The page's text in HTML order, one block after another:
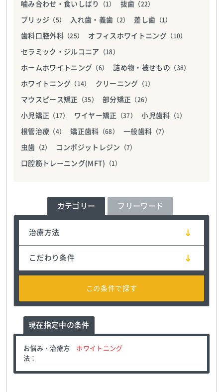
噛み合わせ・食いしばり （1） 抜歯 （22）
ブリッジ （5） 入れ歯・義歯 （2） 差し歯 （1）
歯科口腔外科 （25） オフィスホワイトニング （10）
セラミック・ジルコニア （18）
ホームホワイトニング （6） 詰め物・被せもの （38）
ホワイトニング （14） クリーニング （1）
マウスピース矯正 （35） 部分矯正 （26）
小児矯正 （17） ワイヤー矯正 （37） 小児歯科 （1）
根管治療 （4） 矯正歯科 （68） 一般歯科 （7）
虫歯 （2） コンポジットレジン （7）
口腔筋トレーニング(MFT) （1）
カテゴリー フリーワード
治療方法
こだわり条件
この条件で探す
現在指定中の条件
お悩み・治療方
法：
ホワイトニング